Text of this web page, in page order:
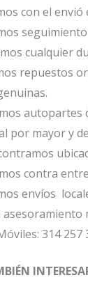
con el envió
cualquier
repuestos
autopartes
por mayor y
contra
envíos
asesoramiento
314 257